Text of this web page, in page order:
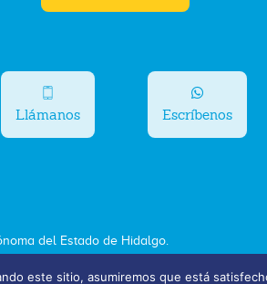
Llámanos Escríbenos
del Estado de Hidalgo.
Bolsa de
este sitio, asumiremos que está